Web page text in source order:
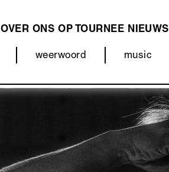
weerwoord music
OVER ONS OP TOURNEE NIEUWS